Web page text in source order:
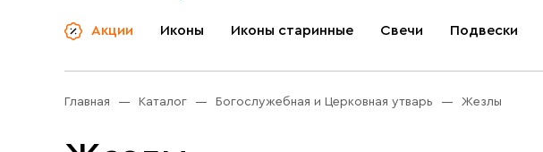
Акции Иконы Иконы старинные Свечи Подвески
Церковная утварь
Бренды
Главная Каталог Богослужебная и Церковная утварь Жезлы